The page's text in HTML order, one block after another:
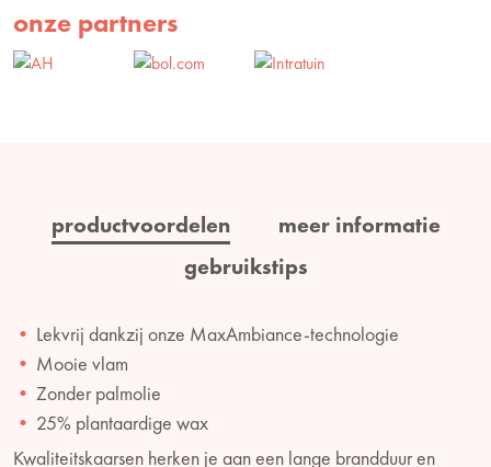
onze partners
productvoordelen
meer informatie
gebruikstips
Lekvrij dankzij onze MaxAmbiance-technologie
Mooie vlam
Zonder palmolie
25% plantaardige wax
Kwaliteitskaarsen herken je aan een lange brandduur en